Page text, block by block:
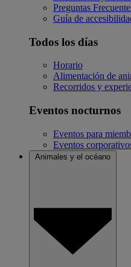
Preguntas
Guía de
Todos los días
Horario
Alimentación de
Recorridos y
Eventos nocturnos
Eventos para
Eventos
Animales y el océano